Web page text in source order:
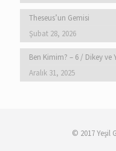
Theseus’un Gemisi
Şubat 28, 2026
Ben Kimim? – 6 / Dikey ve
Aralık 31, 2025
© 2017 Yeşil